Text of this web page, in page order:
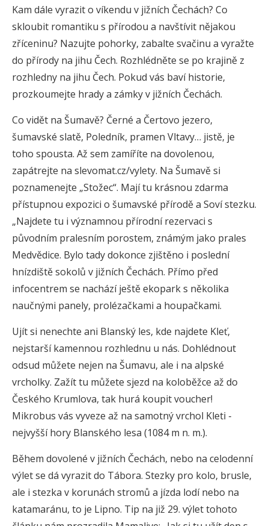
Kam dále vyrazit o víkendu v jižních Čechách? Co
skloubit romantiku s přírodou a navštívit nějakou
zříceninu? Nazujte pohorky, zabalte svačinu a vyražte
do přírody na jihu Čech. Rozhlédněte se po krajině z
rozhledny na jihu Čech. Pokud vás baví historie,
prozkoumejte hrady a zámky v jižních Čechách.
Co vidět na Šumavě? Černé a Čertovo jezero,
šumavské slatě, Poledník, pramen Vltavy… jistě, je
toho spousta. Až sem zamíříte na dovolenou,
zapátrejte na slevomat.cz/vylety. Na Šumavě si
poznamenejte „Stožec“. Mají tu krásnou zdarma
přístupnou expozici o šumavské přírodě a Soví stezku.
„Najdete tu i významnou přírodní rezervaci s
původním pralesním porostem, známým jako prales
Medvědice. Bylo tady dokonce zjištěno i poslední
hnízdiště sokolů v jižních Čechách. Přímo před
infocentrem se nachází ještě ekopark s několika
naučnými panely, prolézačkami a houpačkami.
Ujít si nenechte ani Blanský les, kde najdete Kleť,
nejstarší kamennou rozhlednu u nás. Dohlédnout
odsud můžete nejen na Šumavu, ale i na alpské
vrcholky. Zažít tu můžete sjezd na koloběžce až do
Českého Krumlova, tak hurá koupit voucher!
Mikrobus vás vyveze až na samotný vrchol Kleti -
nejvyšší hory Blanského lesa (1084 m n. m.).
Během dovolené v jižních Čechách, nebo na celodenní
výlet se dá vyrazit do Tábora. Stezky pro kolo, brusle,
ale i stezka v korunách stromů a jízda lodí nebo na
katamaránu, to je Lipno. Tip na již 29. výlet tohoto